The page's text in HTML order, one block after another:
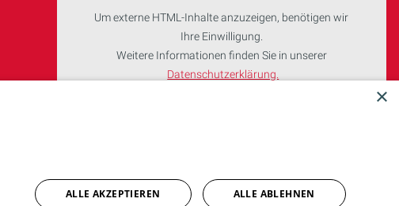
Um externe HTML-Inhalte anzuzeigen, benötigen wir
Ihre Einwilligung.
Weitere Informationen finden Sie in unserer
Datenschutzerklärung.
×
ALLE AKZEPTIEREN ALLE ABLEHNEN